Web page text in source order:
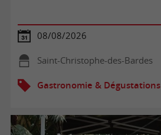
08/08/2026
Saint-Christophe-des-Bardes
Gastronomie & Dégustations